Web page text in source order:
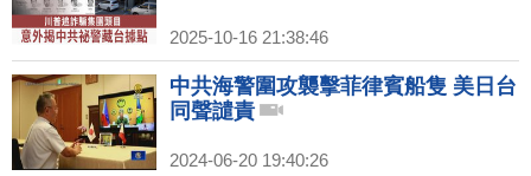
2025-10-16 21:38:46
中共海警圍攻襲擊菲律賓船隻 美日台
同聲譴責
2024-06-20 19:40:26